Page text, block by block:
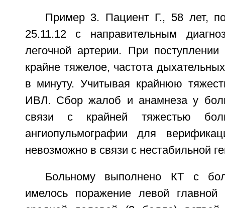
Пример 3. Пациент Г., 58 лет,
25.11.12 с направительным
легочной артерии. При поступлении
крайне тяжелое, частота
в минуту. Учитывая крайнюю
ИВЛ. Сбор жалоб и анамнеза у
связи с крайней тяжестью
ангиопульмографии для
невозможно в связи с нестабильной
Больному выполнено КТ с
имелось поражение левой